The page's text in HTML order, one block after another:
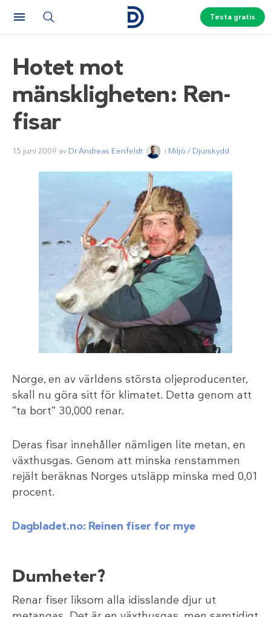
Testa gratis
Hotet mot
mänskligheten: Ren-
fisar
15 juni 2009 av Dr Andreas Eenfeldt i Miljö / Djurskydd
Norge, en av världens största oljeproducenter,
skall nu göra sitt för klimatet. Detta genom att
”ta bort” 30,000 renar.
Deras fisar innehåller nämligen lite metan, en
växthusgas. Genom att minska renstammen
rejält beräknas Norges utsläpp minska med 0,01
procent.
Dagbladet.no: Reinen fiser for mye
Dumheter?
Renar fiser liksom alla idisslande djur ut